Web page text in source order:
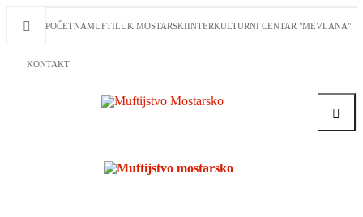
POČETNAMUFTILUK MOSTARSKIINTERKULTURNI CENTAR "MEVLANA"
KONTAKT
Traži